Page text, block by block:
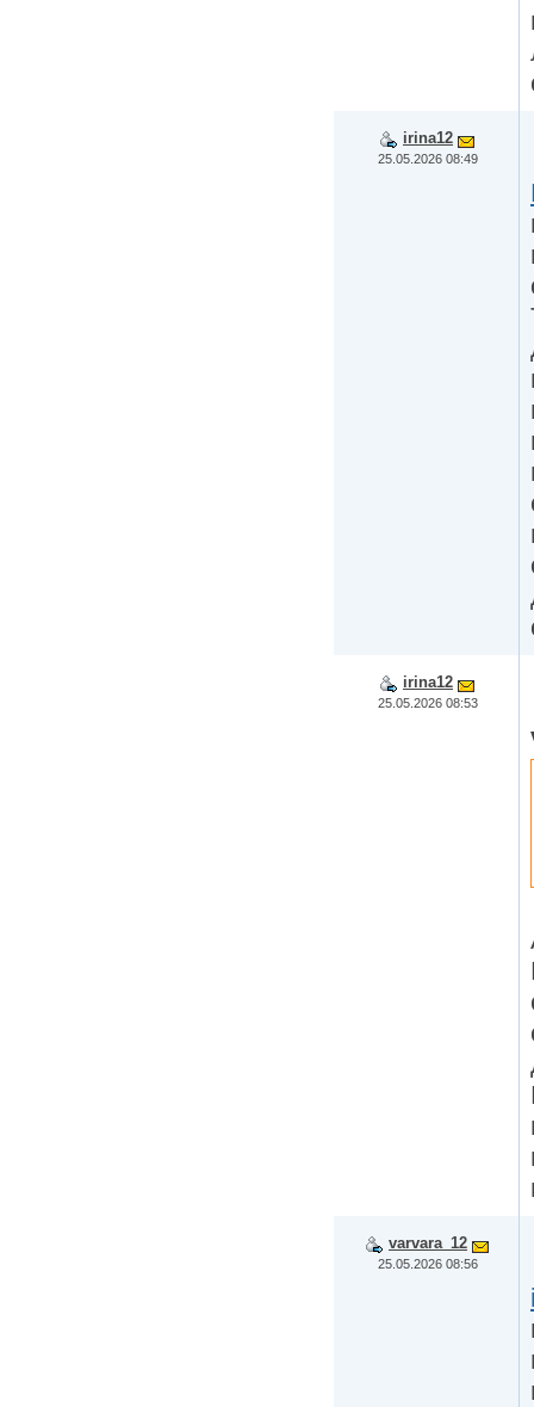
irina12
25.05.2026 08:49
irina12
25.05.2026 08:53
varvara_12
25.05.2026 08:56